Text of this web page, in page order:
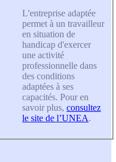
L'entreprise adaptée
permet à un travailleur
en situation de
handicap d'exercer
une activité
professionnelle dans
des conditions
adaptées à ses
capacités. Pour en
savoir plus, consultez
le site de l’UNEA.